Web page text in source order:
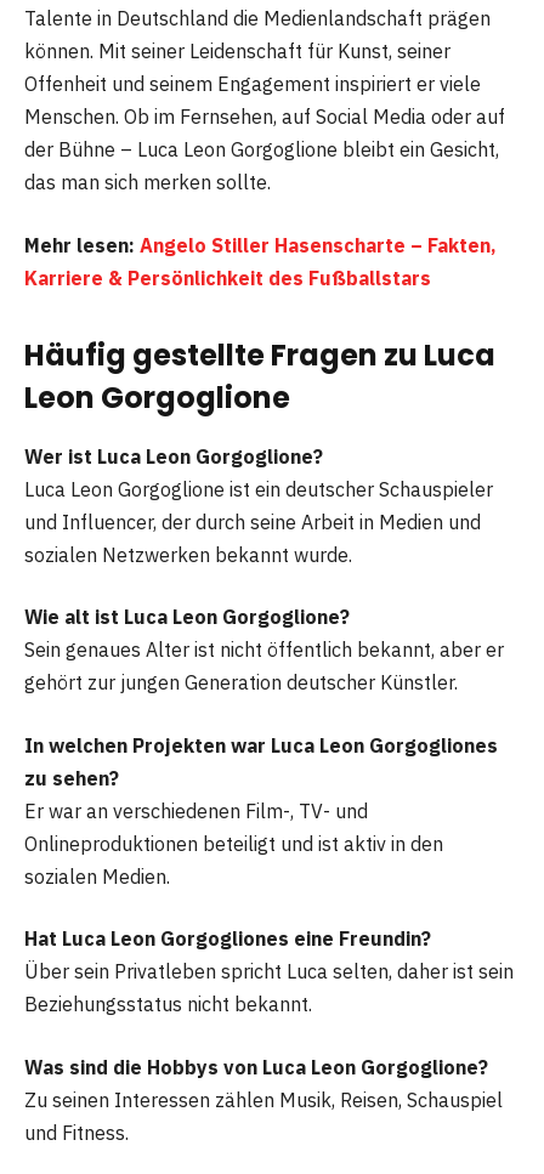
Talente in Deutschland die Medienlandschaft prägen
können. Mit seiner Leidenschaft für Kunst, seiner
Offenheit und seinem Engagement inspiriert er viele
Menschen. Ob im Fernsehen, auf Social Media oder auf
der Bühne – Luca Leon Gorgoglione bleibt ein Gesicht,
das man sich merken sollte.
Mehr lesen: Angelo Stiller Hasenscharte – Fakten,
Karriere & Persönlichkeit des Fußballstars
Häufig gestellte Fragen zu Luca
Leon Gorgoglione
Wer ist Luca Leon Gorgoglione?
Luca Leon Gorgoglione ist ein deutscher Schauspieler
und Influencer, der durch seine Arbeit in Medien und
sozialen Netzwerken bekannt wurde.
Wie alt ist Luca Leon Gorgoglione?
Sein genaues Alter ist nicht öffentlich bekannt, aber er
gehört zur jungen Generation deutscher Künstler.
In welchen Projekten war Luca Leon Gorgogliones
zu sehen?
Er war an verschiedenen Film-, TV- und
Onlineproduktionen beteiligt und ist aktiv in den
sozialen Medien.
Hat Luca Leon Gorgogliones eine Freundin?
Über sein Privatleben spricht Luca selten, daher ist sein
Beziehungsstatus nicht bekannt.
Was sind die Hobbys von Luca Leon Gorgoglione?
Zu seinen Interessen zählen Musik, Reisen, Schauspiel
und Fitness.